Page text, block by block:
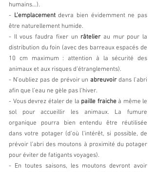
humains…).
- L’emplacement devra bien évidemment ne pas
être naturellement humide.
- Il vous faudra fixer un râtelier au mur pour la
distribution du foin (avec des barreaux espacés de
10 cm maximum : attention à la sécurité des
animaux et aux risques d’étranglements).
- N’oubliez pas de prévoir un abreuvoir dans l’abri
afin que l’eau ne gèle pas l’hiver.
- Vous devrez étaler de la paille fraiche à même le
sol pour accueillir les animaux. La fumure
organique pourra bien entendu être réutilisée
dans votre potager (d’où l’intérêt, si possible, de
prévoir l’abri des moutons à proximité du potager
pour éviter de fatigants voyages).
- En toutes saisons, les moutons devront avoir